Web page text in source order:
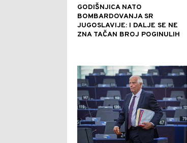
GODIŠNJICA NATO
BOMBARDOVANJA SR
JUGOSLAVIJE: I DALJE SE NE
ZNA TAČAN BROJ POGINULIH